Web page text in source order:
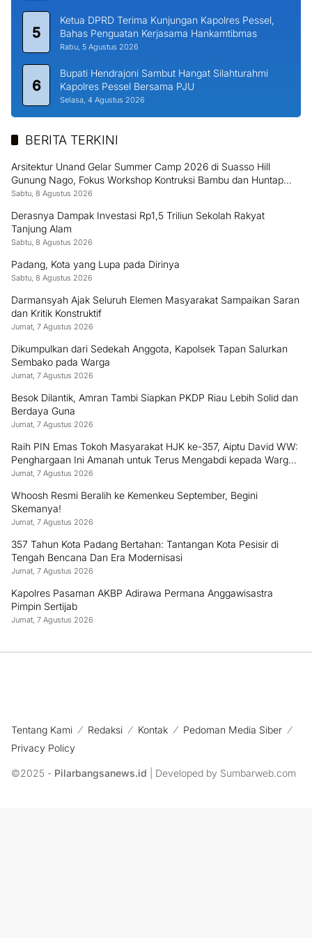
5
Ketua DPRD Terima Kunjungan Kapolres Pessel,
Bahas Penguatan Kerjasama Hankamtibmas
Rabu, 5 Agustus 2026
6
Bupati Hendrajoni Sambut Hangat Silahturahmi
Kapolres Pessel Bersama PJU
Selasa, 4 Agustus 2026
BERITA TERKINI
Arsitektur Unand Gelar Summer Camp 2026 di Suasso Hill
Gunung Nago, Fokus Workshop Kontruksi Bambu dan Huntap
Kayu
Sabtu, 8 Agustus 2026
Derasnya Dampak Investasi Rp1,5 Triliun Sekolah Rakyat
Tanjung Alam
Sabtu, 8 Agustus 2026
Padang, Kota yang Lupa pada Dirinya
Sabtu, 8 Agustus 2026
Darmansyah Ajak Seluruh Elemen Masyarakat Sampaikan Saran
dan Kritik Konstruktif
Jumat, 7 Agustus 2026
Dikumpulkan dari Sedekah Anggota, Kapolsek Tapan Salurkan
Sembako pada Warga
Jumat, 7 Agustus 2026
Besok Dilantik, Amran Tambi Siapkan PKDP Riau Lebih Solid dan
Berdaya Guna
Jumat, 7 Agustus 2026
Raih PIN Emas Tokoh Masyarakat HJK ke-357, Aiptu David WW:
Penghargaan Ini Amanah untuk Terus Mengabdi kepada Warga
Padang
Jumat, 7 Agustus 2026
Whoosh Resmi Beralih ke Kemenkeu September, Begini
Skemanya!
Jumat, 7 Agustus 2026
357 Tahun Kota Padang Bertahan: Tantangan Kota Pesisir di
Tengah Bencana Dan Era Modernisasi
Jumat, 7 Agustus 2026
Kapolres Pasaman AKBP Adirawa Permana Anggawisastra
Pimpin Sertijab
Jumat, 7 Agustus 2026
Tentang Kami Redaksi Kontak
Pedoman Media Siber
Privacy Policy
©2025 - Pilarbangsanews.id | Developed by Sumbarweb.com